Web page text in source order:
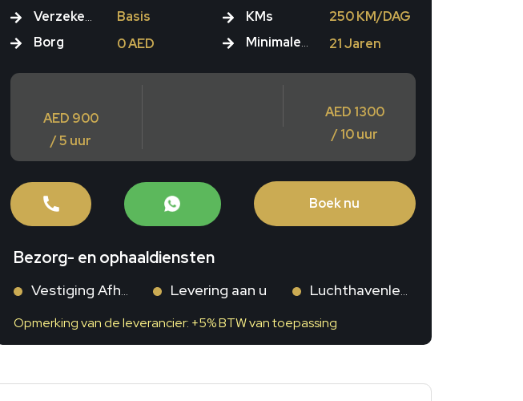
Verzekering
Borg
Basis
0 AED
KMs
Minimale leeftijd
250 KM/DAG
21 Jaren
AED 900
/ 5 uur
AED 1300
/ 10 uur
Boek nu
Bezorg- en ophaaldiensten
Vestiging Afhalen Levering aan u Luchthavenlevering
Opmerking van de leverancier: +5% BTW van toepassing